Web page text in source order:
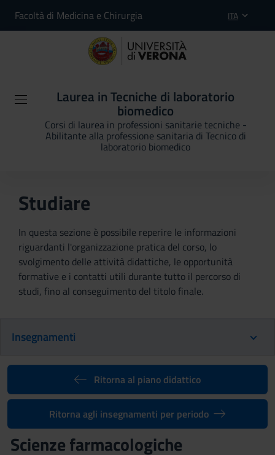
Facoltà di Medicina e Chirurgia ITA
Laurea in Tecniche di laboratorio
biomedico
Corsi di laurea in professioni sanitarie tecniche -
Abilitante alla professione sanitaria di Tecnico di
laboratorio biomedico
Studiare
In questa sezione è possibile reperire le informazioni
riguardanti l'organizzazione pratica del corso, lo
svolgimento delle attività didattiche, le opportunità
formative e i contatti utili durante tutto il percorso di
studi, fino al conseguimento del titolo finale.
Insegnamenti
Ritorna al piano didattico
Ritorna agli insegnamenti per periodo
Scienze farmacologiche